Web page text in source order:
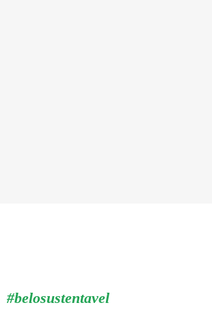
#belosustentavel